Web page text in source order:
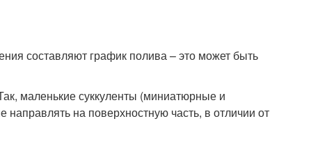
составляют график полива – это может быть
маленькие суккуленты (миниатюрные и
на поверхностную часть, в отличии от